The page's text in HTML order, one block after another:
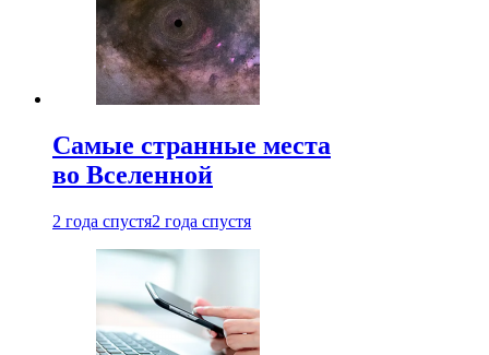
Самые странные места
во Вселенной
2 года спустя2 года спустя